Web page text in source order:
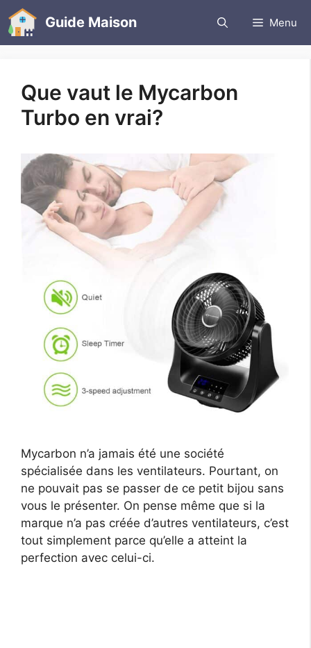
Aller
au
contenu
Guide Maison Menu
Que vaut le Mycarbon
Turbo en vrai?
Mycarbon n’a jamais été une société
spécialisée dans les ventilateurs. Pourtant, on
ne pouvait pas se passer de ce petit bijou sans
vous le présenter. On pense même que si la
marque n’a pas créée d’autres ventilateurs, c’est
tout simplement parce qu’elle a atteint la
perfection avec celui-ci.